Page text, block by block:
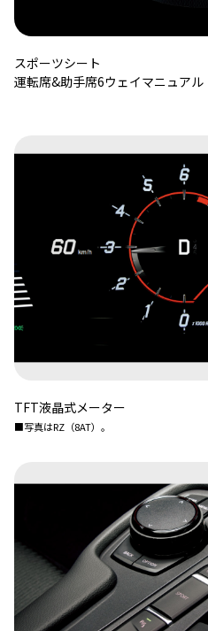
スポーツシート
運転席&助手席6ウェイマニュアル
TFT液晶式メーター
■写真はRZ（8AT）。